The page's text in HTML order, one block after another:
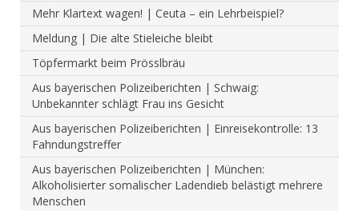
Mehr Klartext wagen! | Ceuta – ein Lehrbeispiel?
Meldung | Die alte Stieleiche bleibt
Töpfermarkt beim Prösslbräu
Aus bayerischen Polizeiberichten | Schwaig:
Unbekannter schlägt Frau ins Gesicht
Aus bayerischen Polizeiberichten | Einreisekontrolle: 13
Fahndungstreffer
Aus bayerischen Polizeiberichten | München:
Alkoholisierter somalischer Ladendieb belästigt mehrere
Menschen